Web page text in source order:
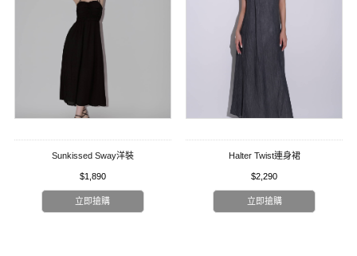
Sunkissed Sway洋裝
$1,890
立即搶購
Halter Twist連身裙
$2,290
立即搶購